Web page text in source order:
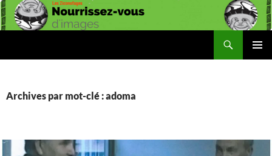
Aller
au
Archives par mot-clé : adoma